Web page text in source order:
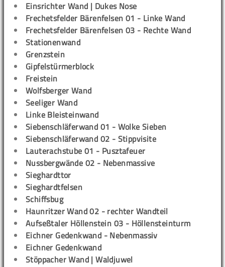
Einsrichter Wand | Dukes Nose
Frechetsfelder Bärenfelsen 01 - Linke Wand
Frechetsfelder Bärenfelsen 03 - Rechte Wand
Stationenwand
Grenzstein
Gipfelstürmerblock
Freistein
Wolfsberger Wand
Seeliger Wand
Linke Bleisteinwand
Siebenschläferwand 01 - Wolke Sieben
Siebenschläferwand 02 - Stippvisite
Lauterachstube 01 - Pusztafeuer
Nussbergwände 02 - Nebenmassive
Sieghardttor
Sieghardtfelsen
Schiffsbug
Haunritzer Wand 02 - rechter Wandteil
Aufseßtaler Höllenstein 03 - Höllensteinturm
Eichner Gedenkwand - Nebenmassiv
Eichner Gedenkwand
Stöppacher Wand | Waldjuwel